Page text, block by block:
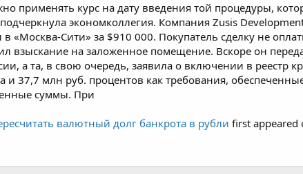
применять курс на дату введения той процедуры,
экономколлегия. Компания Zusis
«Москва-Сити» за $910 000. Покупатель сделку не
взыскание на заложенное помещение. Вскоре он
а та, в свою очередь, заявила о включении в реестр
и 37,7 млн руб. процентов как требования,
суммы. При
валютный долг банкрота в рубли first appeared